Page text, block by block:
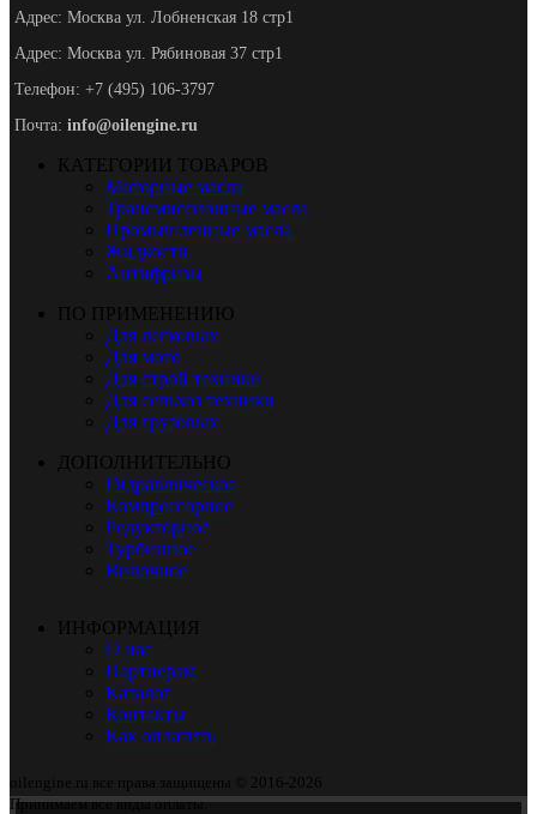
Адрес: Москва ул. Лобненская 18 стр1
Адрес: Москва ул. Рябиновая 37 стр1
Телефон: +7 (495) 106-3797
Почта: info@oilengine.ru
КАТЕГОРИИ ТОВАРОВ
Моторные масла
Трансмиссионные масла
Промышленные масла
Жидкости
Антифризы
ПО ПРИМЕНЕНИЮ
Для легковых
Для мото
Для строй техники
Для сельхоз техники
Для грузовых
ДОПОЛНИТЕЛЬНО
Гидравлическое
Компрессорное
Редукторное
Турбинное
Вилочное
ИНФОРМАЦИЯ
О нас
Партнерам
Каталог
Контакты
Как оплатить
oilengine.ru все права защищены © 2016-2026
Принимаем все виды оплаты.